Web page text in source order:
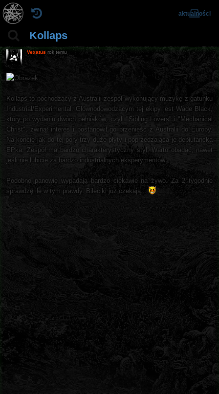
Kollaps
aktualności
Vexatus rok temu
Kollaps to pochodzący z Australii zespół wykonujący muzykę z gatunku
Industrial/Experimental. Głównodowodzącym tej ekipy jest Wade Black,
który po wydaniu dwóch pełniaków, czyli "Sibling Lovers" i "Mechanical
Christ", zwinął interes i postanowił go przenieść z Australii do Europy.
Na koncie jak do tej pory trzy duże płyty i poprzedzająca je debiutancka
EPka. Zespół ma bardzo charakterystyczny styl. Warto obadać, nawet
jeśli nie lubicie za bardzo industrialnych eksperymentów.
Podobno panowie wypadają bardzo ciekawie na żywo. Za 2 tygodnie
sprawdzę ile w tym prawdy. Bileciki już czekają...